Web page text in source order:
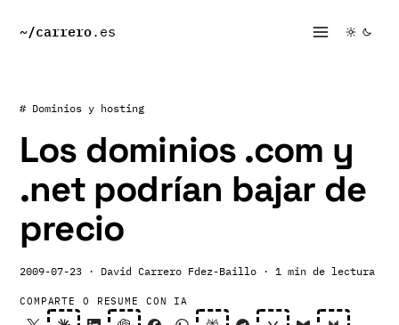
~/carrero.es
# Dominios y hosting
Los dominios .com y
.net podrían bajar de
precio
2009-07-23 · David Carrero Fdez-Baillo · 1 min de lectura
COMPARTE O RESUME CON IA